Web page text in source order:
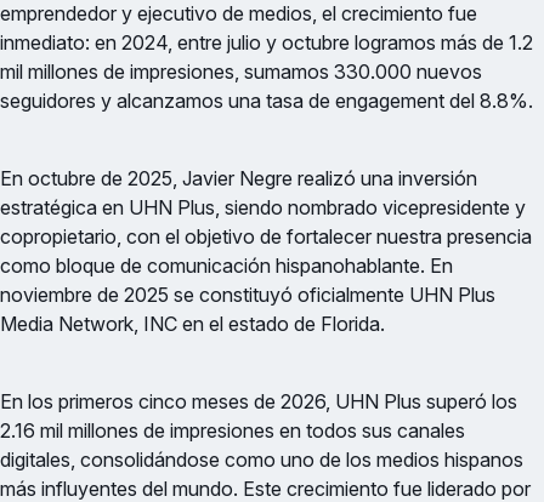
emprendedor y ejecutivo de medios, el crecimiento fue
inmediato: en 2024, entre julio y octubre logramos más de 1.2
mil millones de impresiones, sumamos 330.000 nuevos
seguidores y alcanzamos una tasa de engagement del 8.8%.
En octubre de 2025, Javier Negre realizó una inversión
estratégica en UHN Plus, siendo nombrado vicepresidente y
copropietario, con el objetivo de fortalecer nuestra presencia
como bloque de comunicación hispanohablante. En
noviembre de 2025 se constituyó oficialmente UHN Plus
Media Network, INC en el estado de Florida.
En los primeros cinco meses de 2026, UHN Plus superó los
2.16 mil millones de impresiones en todos sus canales
digitales, consolidándose como uno de los medios hispanos
más influyentes del mundo. Este crecimiento fue liderado por